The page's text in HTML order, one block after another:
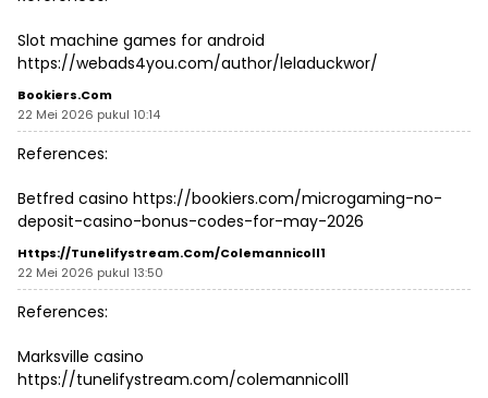
Slot machine games for android
https://webads4you.com/author/leladuckwor/
Bookiers.com
22 Mei 2026 pukul 10:14
References:
Betfred casino https://bookiers.com/microgaming-no-
deposit-casino-bonus-codes-for-may-2026
Https://tunelifystream.com/colemannicoll1
22 Mei 2026 pukul 13:50
References:
Marksville casino
https://tunelifystream.com/colemannicoll1